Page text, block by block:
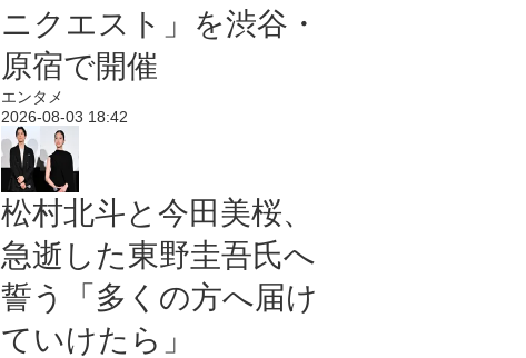
ニクエスト」を渋谷・
原宿で開催
エンタメ
2026-08-03 18:42
松村北斗と今田美桜、
急逝した東野圭吾氏へ
誓う「多くの方へ届け
ていけたら」